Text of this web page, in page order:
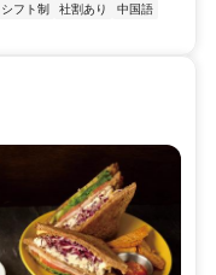
シフト制 社割あり
中国語